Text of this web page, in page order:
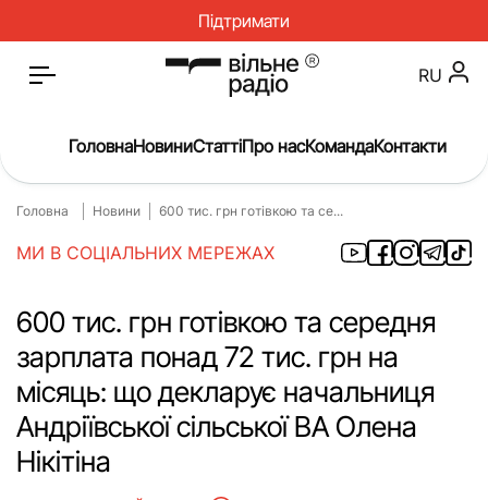
Підтримати
Головна
Окупація
Про нас
Війна
Гроші
Освіта
Інструкції
Медицина
ЖКГ
Історія
RU
ГоловнаНовиниСтаттіПро насКомандаКонтакти
Головна Новини 600 тис. грн готівкою та се...
МИ В СОЦІАЛЬНИХ МЕРЕЖАХ
600 тис. грн готівкою та середня
зарплата понад 72 тис. грн на
місяць: що декларує начальниця
Андріївської сільської ВА Олена
Нікітіна